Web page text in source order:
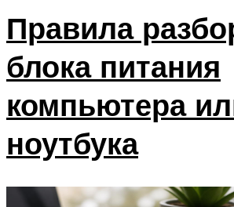
Правила
блока питания
компьютера
ноутбука